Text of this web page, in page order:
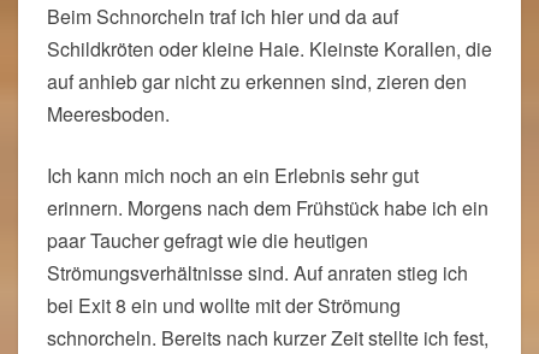
Beim Schnorcheln traf ich hier und da auf
Schildkröten oder kleine Haie. Kleinste Korallen, die
auf anhieb gar nicht zu erkennen sind, zieren den
Meeresboden.
Ich kann mich noch an ein Erlebnis sehr gut
erinnern. Morgens nach dem Frühstück habe ich ein
paar Taucher gefragt wie die heutigen
Strömungsverhältnisse sind. Auf anraten stieg ich
bei Exit 8 ein und wollte mit der Strömung
schnorcheln. Bereits nach kurzer Zeit stellte ich fest,